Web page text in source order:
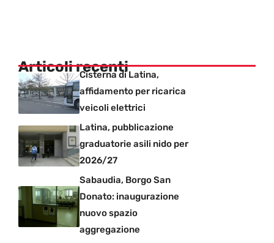
Articoli recenti
Cisterna di Latina,
affidamento per ricarica
veicoli elettrici
Latina, pubblicazione
graduatorie asili nido per
2026/27
Sabaudia, Borgo San
Donato: inaugurazione
nuovo spazio
aggregazione